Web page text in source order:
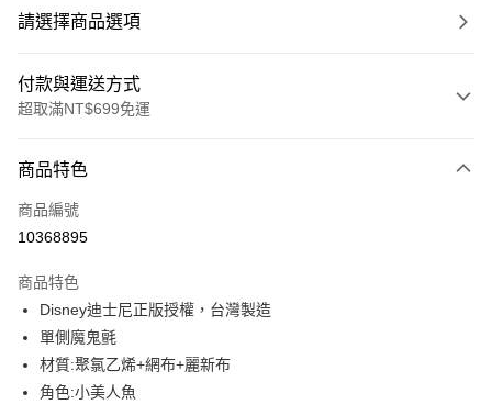
請選擇商品選項
付款與運送方式
超取滿NT$699免運
信用卡一次付款
超商取貨付款
Apple Pay
街口支付
悠遊付
商品特色
商品編號
10368895
商品特色
Disney迪士尼正版授權，台灣製造
單側魔鬼氈
材質:聚氯乙烯+網布+麗新布
角色:小美人魚